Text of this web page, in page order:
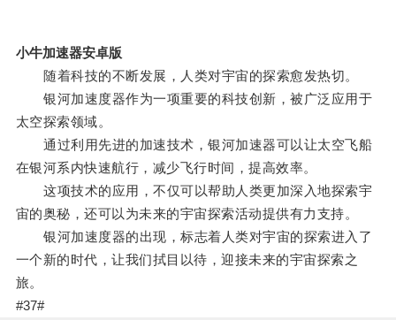
小牛加速器安卓版
随着科技的不断发展，人类对宇宙的探索愈发热切。
银河加速度器作为一项重要的科技创新，被广泛应用于
太空探索领域。
通过利用先进的加速技术，银河加速器可以让太空飞船
在银河系内快速航行，减少飞行时间，提高效率。
这项技术的应用，不仅可以帮助人类更加深入地探索宇
宙的奥秘，还可以为未来的宇宙探索活动提供有力支持。
银河加速度器的出现，标志着人类对宇宙的探索进入了
一个新的时代，让我们拭目以待，迎接未来的宇宙探索之
旅。
#37#